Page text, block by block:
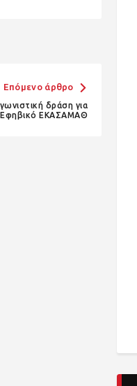
Επόμενο άρθρο
δράση για
Εφηβικό ΕΚΑΣΑΜΑΘ